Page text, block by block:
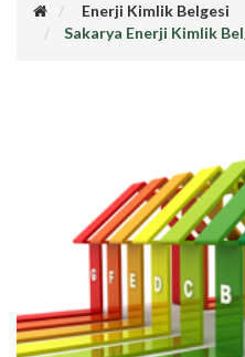
Enerji Kimlik Belgesi
Sakarya Enerji Kimlik